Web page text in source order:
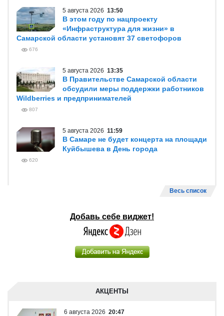
5 августа 2026 13:50
В этом году по нацпроекту
«Инфраструктура для жизни» в
Самарской области установят 37 светофоров
676
5 августа 2026 13:35
В Правительстве Самарской области
обсудили меры поддержки работников
Wildberries и предпринимателей
807
5 августа 2026 11:59
В Самаре не будет концерта на площади
Куйбышева в День города
620
Весь список
Добавь себе виджет!
АКЦЕНТЫ
6 августа 2026 20:47